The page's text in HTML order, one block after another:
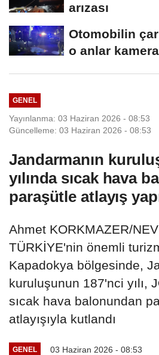
arızası
Otomobilin
o anlar
GENEL
Yayınlanma: 03 Haziran 2026 - 08:53
Güncelleme: 03 Haziran 2026 - 08:53
Jandarmanın
yılında sıcak hava
paraşütle atlayış
Ahmet KORKMAZER/
TÜRKİYE'nin önemli
Kapadokya bölgesinde,
kuruluşunun 187'nci yılı,
sıcak hava balonundan
atlayışıyla kutlandı
GENEL 03 Haziran 2026 - 08:53